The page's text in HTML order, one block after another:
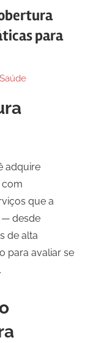
para
Saúde
adquire
com
que a
— desde
de alta
para avaliar se